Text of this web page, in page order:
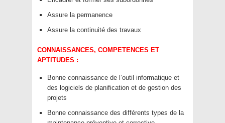
Assure la permanence
Assure la continuité des travaux
CONNAISSANCES, COMPETENCES ET
APTITUDES :
Bonne connaissance de l’outil informatique et
des logiciels de planification et de gestion des
projets
Bonne connaissance des différents types de la